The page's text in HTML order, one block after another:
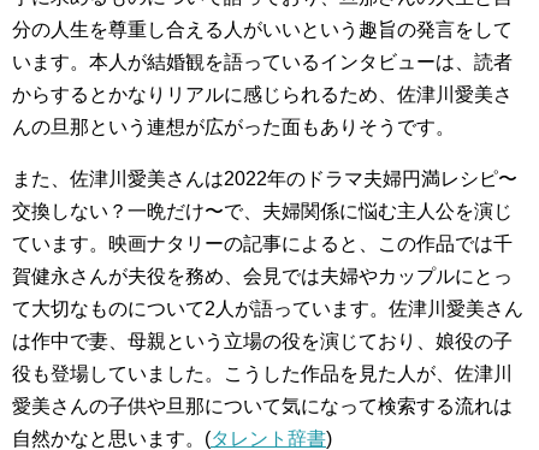
分の人生を尊重し合える人がいいという趣旨の発言をして
います。本人が結婚観を語っているインタビューは、読者
からするとかなりリアルに感じられるため、佐津川愛美さ
んの旦那という連想が広がった面もありそうです。
また、佐津川愛美さんは2022年のドラマ夫婦円満レシピ〜
交換しない？一晩だけ〜で、夫婦関係に悩む主人公を演じ
ています。映画ナタリーの記事によると、この作品では千
賀健永さんが夫役を務め、会見では夫婦やカップルにとっ
て大切なものについて2人が語っています。佐津川愛美さん
は作中で妻、母親という立場の役を演じており、娘役の子
役も登場していました。こうした作品を見た人が、佐津川
愛美さんの子供や旦那について気になって検索する流れは
自然かなと思います。(タレント辞書)